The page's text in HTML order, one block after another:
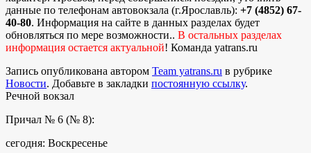
данные по телефонам автовокзала (г.Ярославль): +7 (4852) 67-
40-80. Информация на сайте в данных разделах будет
обновляться по мере возможности.. В остальных разделах
информация остается актуальной! Команда yatrans.ru
Запись опубликована автором Team yatrans.ru в рубрике
Новости. Добавьте в закладки постоянную ссылку.
Речной вокзал
Причал № 6 (№ 8):
сегодня: Воскресенье